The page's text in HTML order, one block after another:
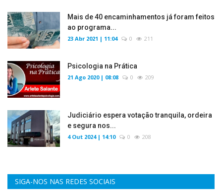
Mais de 40 encaminhamentos já foram feitos
ao programa...
23 Abr 2021 | 11:04 0 211
Psicologia na Prática
21 Ago 2020 | 08:08 0 209
Judiciário espera votação tranquila, ordeira
e segura nos...
4 Out 2024 | 14:10 0 208
SIGA-NOS NAS REDES SOCIAIS